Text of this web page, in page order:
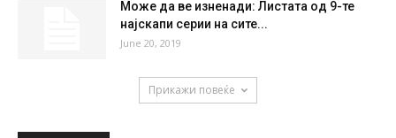
Може да ве изненади: Листата од 9-те
најскапи серии на сите...
June 20, 2019
Прикажи повеќе